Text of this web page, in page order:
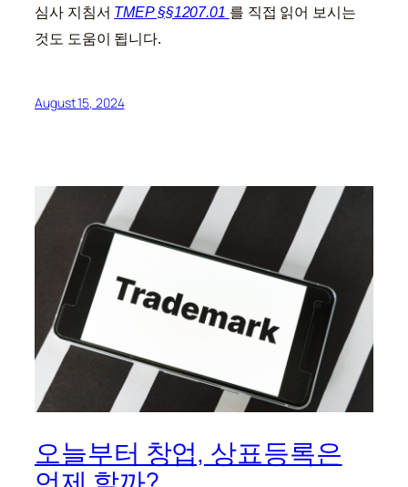
심사 지침서 TMEP §§1207.01 를 직접 읽어 보시는
것도 도움이 됩니다.
August 15, 2024
오늘부터 창업, 상표등록은